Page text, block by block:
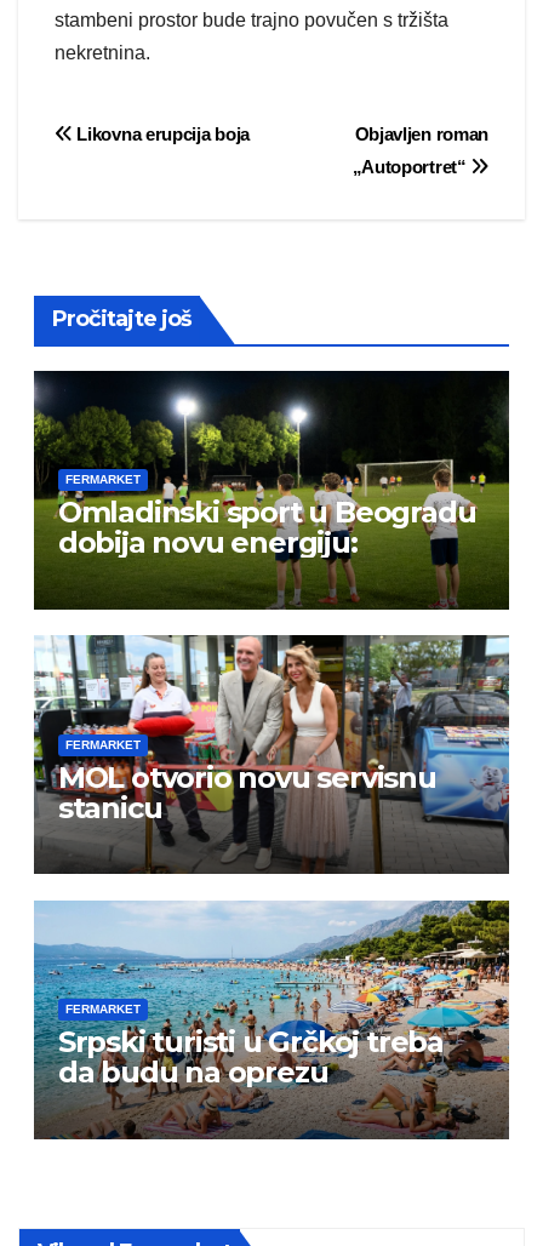
stambeni prostor bude trajno povučen s tržišta
nekretnina.
Post
Objavljen roman
„Autoportret“
Likovna erupcija boja
Pročitajte još
FERMARKET
Omladinski sport u Beogradu
dobija novu energiju:
FERMARKET
MOL otvorio novu servisnu
stanicu
FERMARKET
Srpski turisti u Grčkoj treba
da budu na oprezu